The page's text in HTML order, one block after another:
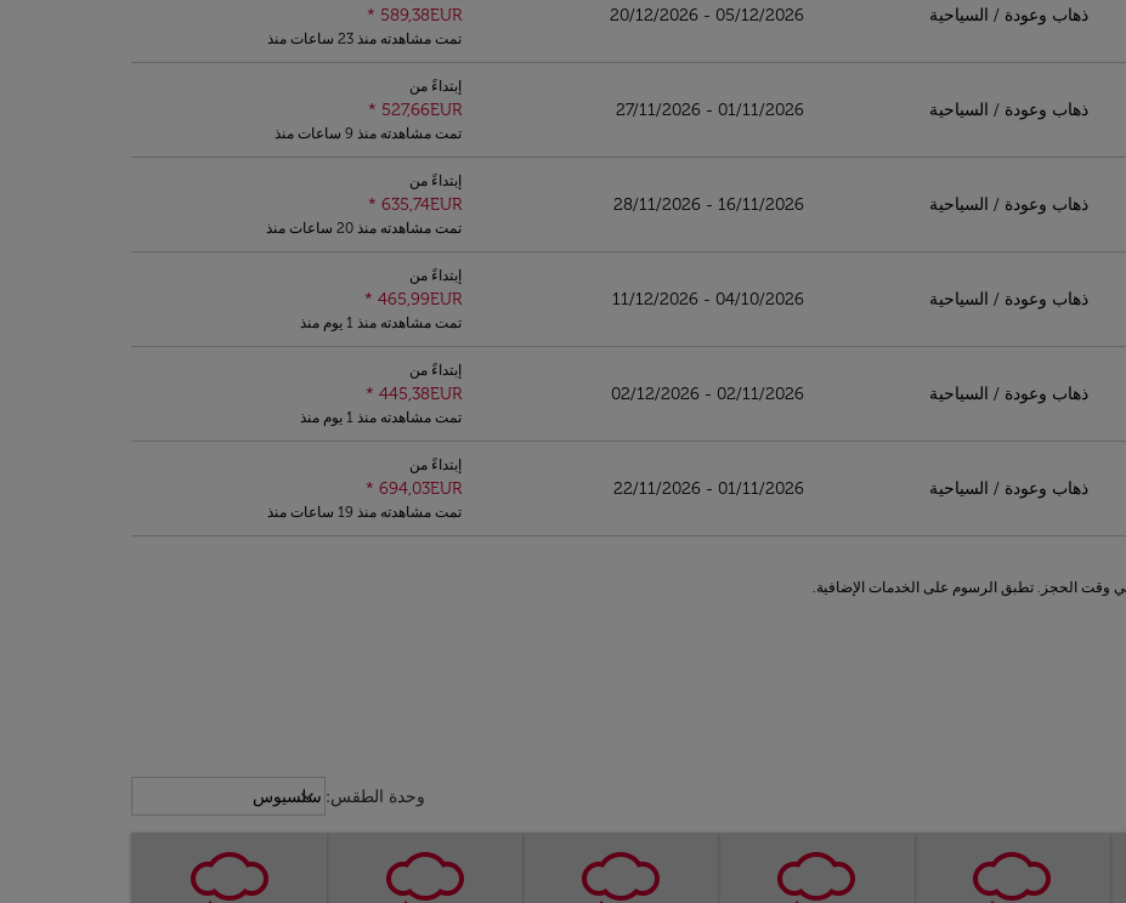
ذهاب وعودة / السياحية 05/12/2026 - 20/12/2026
589,38EUR
*
تمت مشاهدته منذ 23 ساعات منذ
ذهاب وعودة / السياحية 01/11/2026 - 27/11/2026
إبتداءً من
527,66EUR
*
تمت مشاهدته منذ 9 ساعات منذ
ذهاب وعودة / السياحية 16/11/2026 - 28/11/2026
إبتداءً من
635,74EUR
*
تمت مشاهدته منذ 20 ساعات منذ
ذهاب وعودة / السياحية 04/10/2026 - 11/12/2026
إبتداءً من
465,99EUR
*
تمت مشاهدته منذ 1 يوم منذ
ذهاب وعودة / السياحية 02/11/2026 - 02/12/2026
إبتداءً من
445,38EUR
*
تمت مشاهدته منذ 1 يوم منذ
ذهاب وعودة / السياحية 01/11/2026 - 22/11/2026
إبتداءً من
694,03EUR
*
تمت مشاهدته منذ 19 ساعات منذ
وحدة الطقس: Weather unit option سلسيوس Selected
سلسيوس
keyboard_arrow_down